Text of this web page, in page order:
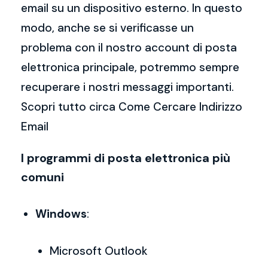
email su un dispositivo esterno. In questo
modo, anche se si verificasse un
problema con il nostro account di posta
elettronica principale, potremmo sempre
recuperare i nostri messaggi importanti.
Scopri tutto circa Come Cercare Indirizzo
Email
I programmi di posta elettronica più
comuni
Windows:
Microsoft Outlook